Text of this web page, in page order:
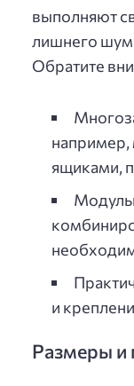
выполняют
лишнего
Обратите
например,
ящиками,
и
Размеры и